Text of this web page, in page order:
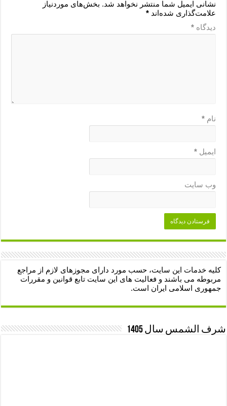
نشانی ایمیل شما منتشر نخواهد شد. بخش‌های موردنیاز
علامت‌گذاری شده‌اند*
دیدگاه*
نام*
ایمیل*
وب‌ سایت
کلیه خدمات این سایت، حسب مورد دارای مجوزهای لازم از مراجع
مربوطه می باشند و فعالیت های این سایت تابع قوانین و مقررات
جمهوری اسلامی ایران است.
شرف الشمس سال 1405